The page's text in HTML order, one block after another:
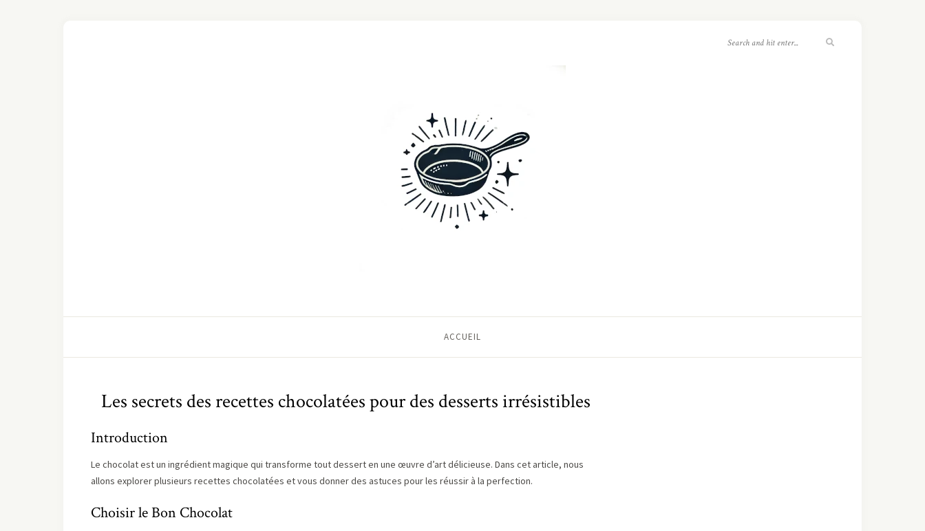
ACCUEIL
Les secrets des recettes chocolatées pour des desserts irrésistibles
Introduction
Le chocolat est un ingrédient magique qui transforme tout dessert en une œuvre d’art délicieuse. Dans cet article, nous
allons explorer plusieurs recettes chocolatées et vous donner des astuces pour les réussir à la perfection.
Choisir le Bon Chocolat